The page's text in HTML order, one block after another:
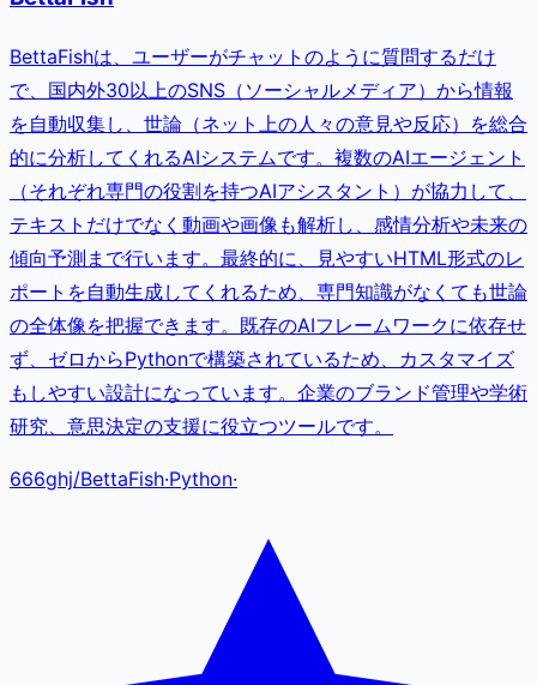
BettaFishは、ユーザーがチャットのように質問するだけ
で、国内外30以上のSNS（ソーシャルメディア）から情報
を自動収集し、世論（ネット上の人々の意見や反応）を総合
的に分析してくれるAIシステムです。複数のAIエージェント
（それぞれ専門の役割を持つAIアシスタント）が協力して、
テキストだけでなく動画や画像も解析し、感情分析や未来の
傾向予測まで行います。最終的に、見やすいHTML形式のレ
ポートを自動生成してくれるため、専門知識がなくても世論
の全体像を把握できます。既存のAIフレームワークに依存せ
ず、ゼロからPythonで構築されているため、カスタマイズ
もしやすい設計になっています。企業のブランド管理や学術
研究、意思決定の支援に役立つツールです。
666ghj/BettaFish·Python·